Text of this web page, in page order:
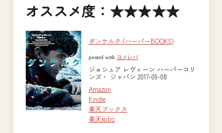
オススメ度：★★★★★
ダンケルク (ハーパーBOOKS)
posted with ヨメレバ
ジョシュア レヴィーン ハーパーコリ
ンズ・ ジャパン 2017-09-08
Amazon
Kindle
楽天ブックス
楽天kobo